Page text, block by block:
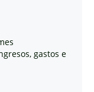
gastos e